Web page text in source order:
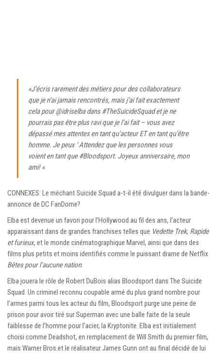
«J’écris rarement des métiers pour des collaborateurs
que je n’ai jamais rencontrés, mais j’ai fait exactement
cela pour @idriselba dans #TheSuicideSquad et je ne
pourrais pas être plus ravi que je l’ai fait – vous avez
dépassé mes attentes en tant qu’acteur ET en tant qu’être
homme. Je peux ‘ Attendez que les personnes vous
voient en tant que #Bloodsport. Joyeux anniversaire, mon
ami! «
CONNEXES: Le méchant Suicide Squad a-t-il été divulguer dans la bande-
annonce de DC FanDome?
Elba est devenue un favori pour l’Hollywood au fil des ans, l’acteur
apparaissant dans de grandes franchises telles que Vedette Trek, Rapide
et furieux, et le monde cinématographique Marvel, ainsi que dans des
films plus petits et moins identifiés comme le puissant drame de Netflix
Bêtes pour l’aucune nation.
Elba jouera le rôle de Robert DuBois alias Bloodsport dans The Suicide
Squad. Un criminel reconnu coupable armé du plus grand nombre pour
l’armes parmi tous les acteur du film, Bloodsport purge une peine de
prison pour avoir tiré sur Superman avec une balle faite de la seule
faiblesse de l’homme pour l’acier, la Kryptonite. Elba est initialement
choisi comme Deadshot, en remplacement de Will Smith du premier film,
mais Warner Bros.et le réalisateur James Gunn ont au final décidé de lui